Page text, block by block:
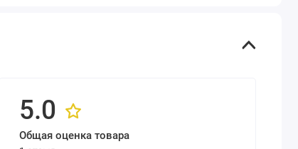
5.0
Общая оценка товара